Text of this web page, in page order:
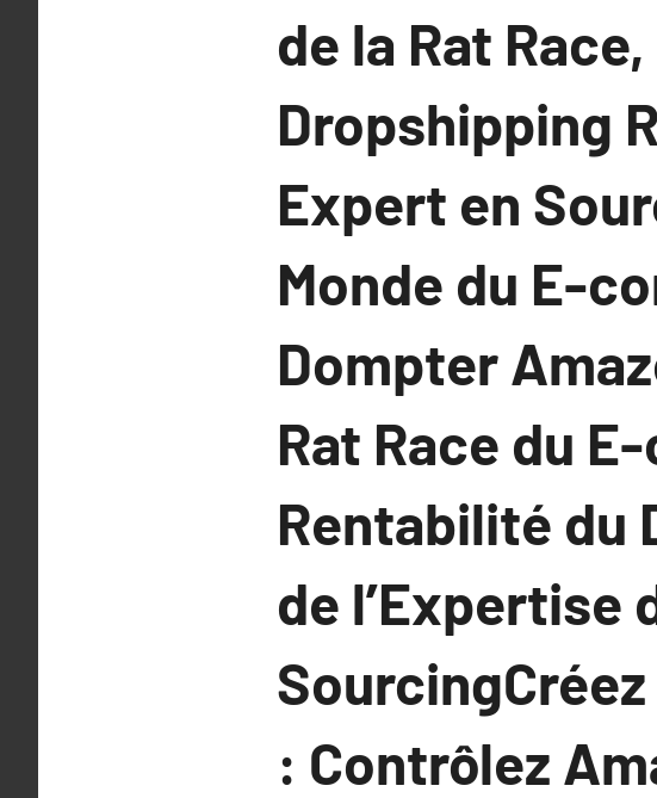
de la Rat
Dropshipping
Expert en
Monde du E-
Dompter
Rat Race du
Rentabilité du
de l’Expertise
: Contrôlez